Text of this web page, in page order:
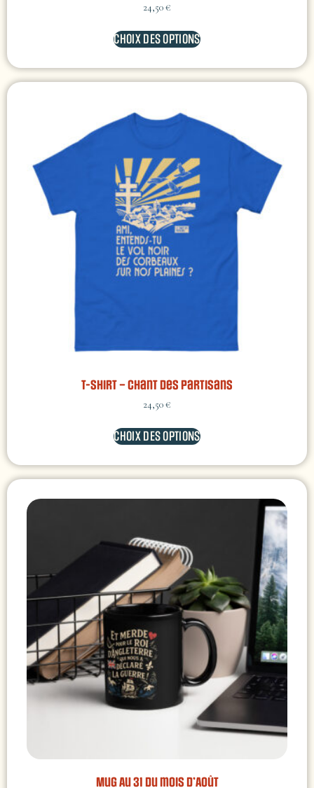
24,50€
CHOIX DES OPTIONS
T-shirt – Chant des Partisans
24,50€
CHOIX DES OPTIONS
Mug Au 31 du mois d’Août